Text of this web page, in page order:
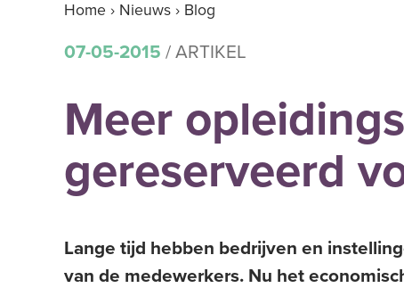
Home › Nieuws › Blog
07-05-2015 / ARTIKEL
Meer
gereserveerd
Lange tijd hebben bedrijven en
van de medewerkers. Nu het